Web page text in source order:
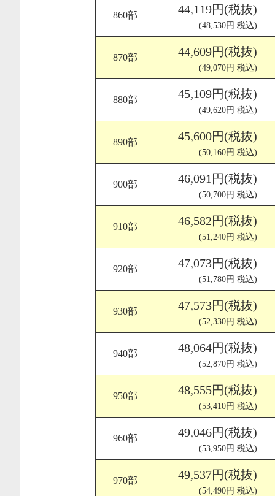
860部 44,119円(税抜)
(48,530円 税込)
870部 44,609円(税抜)
(49,070円 税込)
880部 45,109円(税抜)
(49,620円 税込)
890部 45,600円(税抜)
(50,160円 税込)
900部 46,091円(税抜)
(50,700円 税込)
910部 46,582円(税抜)
(51,240円 税込)
920部 47,073円(税抜)
(51,780円 税込)
930部 47,573円(税抜)
(52,330円 税込)
940部 48,064円(税抜)
(52,870円 税込)
950部 48,555円(税抜)
(53,410円 税込)
960部 49,046円(税抜)
(53,950円 税込)
970部 49,537円(税抜)
(54,490円 税込)